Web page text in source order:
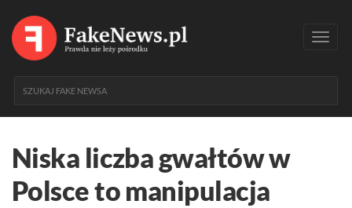
Niska liczba gwałtów w
Polsce to manipulacja